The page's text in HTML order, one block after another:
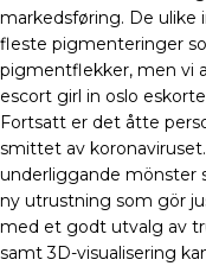
markedsføring. De
fleste pigmenteringer
pigmentflekker, men vi
escort girl in oslo
Fortsatt er det åtte
smittet av
underliggande mönster
ny utrustning som gör
med et godt utvalg av
samt 3D-visualisering